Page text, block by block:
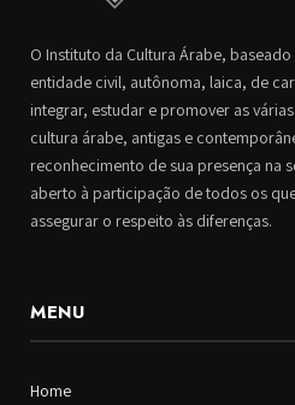
O Instituto da Cultura Árabe,
entidade civil, autônoma, laica, de
integrar, estudar e promover as
cultura árabe, antigas e
reconhecimento de sua presença na
aberto à participação de todos os
assegurar o respeito às diferenças.
MENU
Home